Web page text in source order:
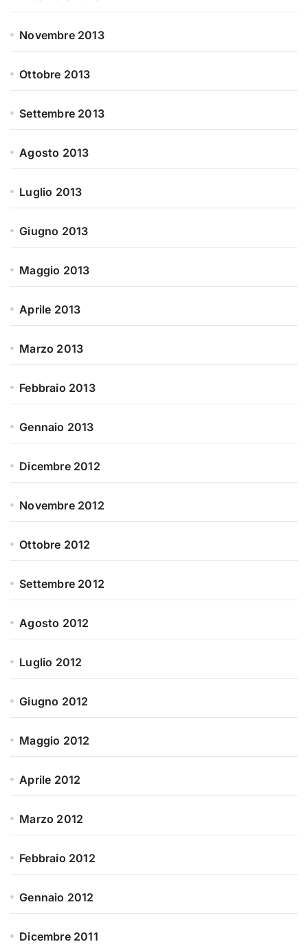
Novembre 2013
Ottobre 2013
Settembre 2013
Agosto 2013
Luglio 2013
Giugno 2013
Maggio 2013
Aprile 2013
Marzo 2013
Febbraio 2013
Gennaio 2013
Dicembre 2012
Novembre 2012
Ottobre 2012
Settembre 2012
Agosto 2012
Luglio 2012
Giugno 2012
Maggio 2012
Aprile 2012
Marzo 2012
Febbraio 2012
Gennaio 2012
Dicembre 2011